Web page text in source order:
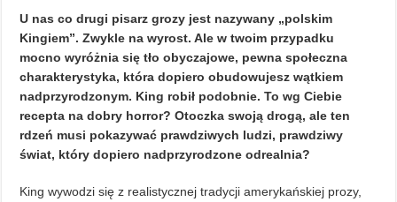
U nas co drugi pisarz grozy jest nazywany „polskim
Kingiem”. Zwykle na wyrost. Ale w twoim przypadku
mocno wyróżnia się tło obyczajowe, pewna społeczna
charakterystyka, która dopiero obudowujesz wątkiem
nadprzyrodzonym. King robił podobnie. To wg Ciebie
recepta na dobry horror? Otoczka swoją drogą, ale ten
rdzeń musi pokazywać prawdziwych ludzi, prawdziwy
świat, który dopiero nadprzyrodzone odrealnia?
King wywodzi się z realistycznej tradycji amerykańskiej prozy,